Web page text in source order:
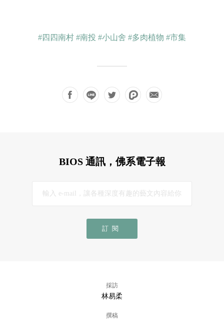
#四四南村 #南投 #小山舍 #多肉植物 #市集
BIOS 通訊，佛系電子報
訂閱
採訪
林易柔
撰稿